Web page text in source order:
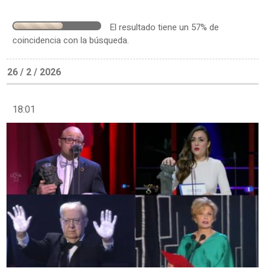
El resultado tiene un 57% de
coincidencia con la búsqueda.
26 / 2 / 2026
18:01